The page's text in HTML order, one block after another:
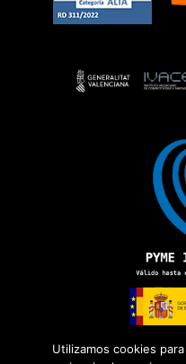
Utilizamos cookies